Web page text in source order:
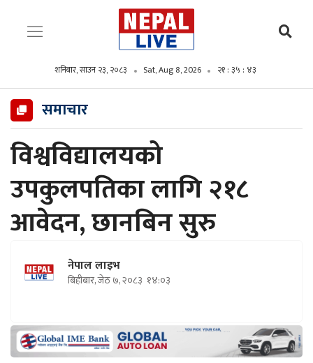
शनिबार, साउन २३, २०८३ Sat, Aug 8, 2026 २१ : ३५ : ४४
समाचार
विश्वविद्यालयको
उपकुलपतिका लागि २१८
आवेदन, छानबिन सुरु
नेपाल लाइभ
बिहीबार, जेठ ७, २०८३ १४:०३